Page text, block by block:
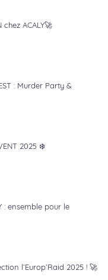
chez ACALY🚀
: Murder Party &
2025 ❄️
: ensemble pour le
l’Europ’Raid 2025 ! 🚀